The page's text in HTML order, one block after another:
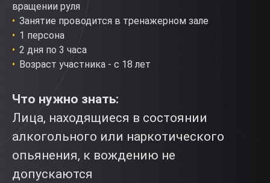
вращении руля
Занятие проводится в тренажерном зале
1 персона
2 дня по 3 часа
Возраст участника - с 18 лет
Что нужно знать:
Лица, находящиеся в состоянии
алкогольного или наркотического
опьянения, к вождению не
допускаются